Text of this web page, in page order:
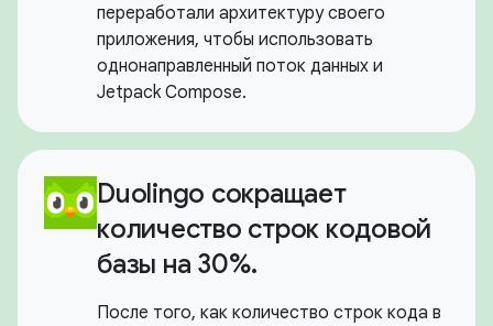
переработали архитектуру своего
приложения, чтобы использовать
однонаправленный поток данных и
Jetpack Compose.
Duolingo сокращает
количество строк кодовой
базы на 30%.
После того, как количество строк кода в